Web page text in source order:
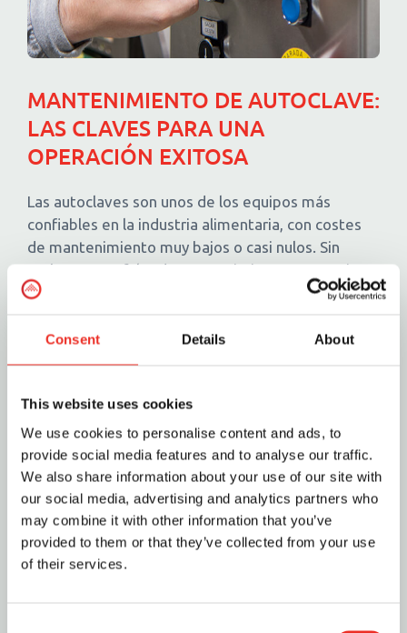
Consent Details About
This website uses cookies
We use cookies to personalise content and ads, to
provide social media features and to analyse our traffic.
We also share information about your use of our site with
our social media, advertising and analytics partners who
may combine it with other information that you’ve
provided to them or that they’ve collected from your use
of their services.
MANTENIMIENTO DE AUTOCLAVE:
LAS CLAVES PARA UNA
OPERACIÓN EXITOSA
Las autoclaves son unos de los equipos más
confiables en la industria alimentaria, con costes
de mantenimiento muy bajos o casi nulos. Sin
embargo una falta de mantenimiento preventivo
puede acarrear[...]
julio 31, 2020 Mantenimiento del autoclave